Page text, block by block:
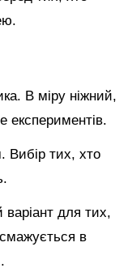
В міру ніжний,
експериментів.
Вибір тих, хто
для тих,
в